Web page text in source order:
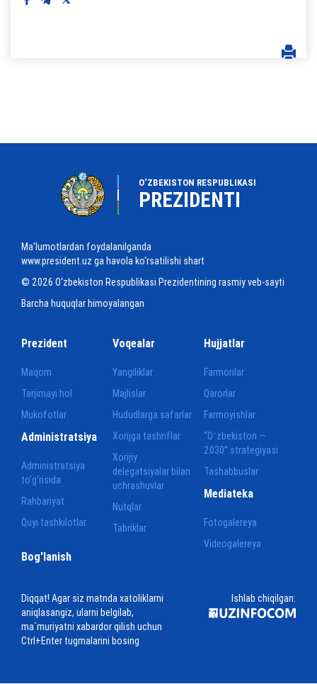
O‘ZBEKISTON RESPUBLIKASI
PREZIDENTI
Ma'lumotlardan foydalanilganda
www.president.uz ga havola ko‘rsatilishi shart
© 2026 O‘zbekiston Respublikasi Prezidentining rasmiy veb-sayti
Barcha huquqlar himoyalangan
Prezident
Maqom
Tarjimayi hol
Mukofotlar
Voqealar
Yangiliklar
Majlislar
Hududlarga safarlar
Xorijga tashriflar
Xorijiy
delegatsiyalar bilan
uchrashuvlar
Nutqlar
Tabriklar
Hujjatlar
Farmonlar
Qarorlar
Farmoyishlar
“Oʻzbekiston —
2030” strategiyasi
Tashabbuslar
Administratsiya
Administratsiya
to‘g‘risida
Rahbariyat
Quyi tashkilotlar
Mediateka
Fotogalereya
Videogalereya
Bog'lanish
Diqqat! Agar siz matnda xatoliklarni
aniqlasangiz, ularni belgilab,
ma`muriyatni xabardor qilish uchun
Ctrl+Enter tugmalarini bosing
Ishlab chiqilgan: